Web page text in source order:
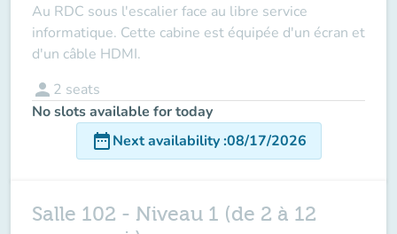
Au RDC sous l'escalier face au libre service
informatique. Cette cabine est équipée d'un écran et
d'un câble HDMI.
person 2 seats
No slots available for today
date_rangeNext availability:08/17/2026
Salle 102 - Niveau 1 (de 2 à 12